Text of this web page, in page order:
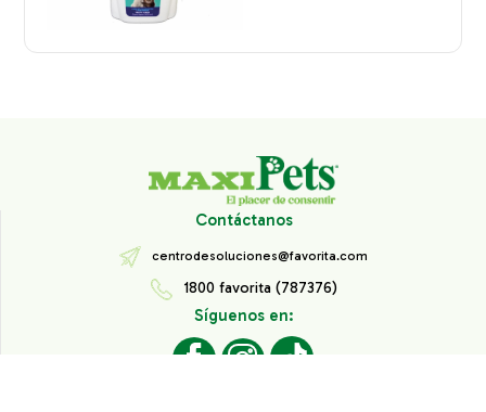
Contáctanos
centrodesoluciones@favorita.com
1800 favorita (787376)
Síguenos en: